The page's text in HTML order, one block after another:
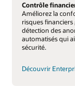
Contrôle
Améliorez la
risques financiers
détection des
automatisés qui
sécurité.
Découvrir